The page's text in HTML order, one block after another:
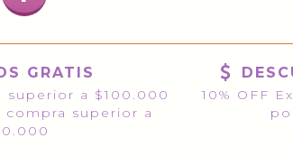
GRATIS
superior a $100.000
compra superior a
10% OFF